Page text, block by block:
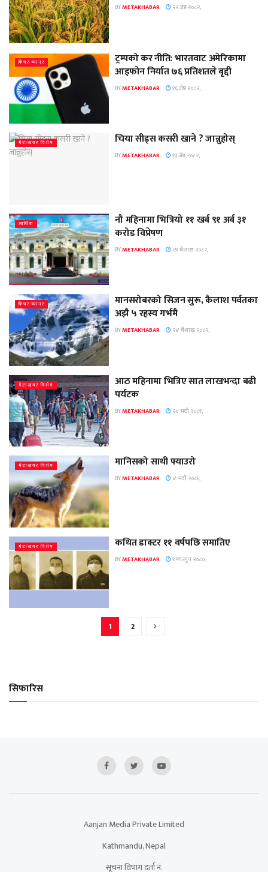
BYMETAKHABAR २२ जेष्ठ २०८२,
फिचर-ब्यानर
ट्रम्पको कर नीति: भारतवाट अमेरिकामा
आइफोन निर्यात ७६ प्रतिशतले बृद्दी
BYMETAKHABAR १६ जेष्ठ २०८२,
मेटाखबर विशेष चिया सीड्स कसरी खाने ? जान्नुहोस्
BYMETAKHABAR १३ जेष्ठ २०८२,
आर्थिक
नौ महिनामा भित्रियो ११ खर्ब ९१ अर्ब ३१
करोड विप्रेषण
BYMETAKHABAR २९ बैशाख २०८२,
फिचर-ब्यानर
मानसरोबरको सिजन सुरू, कैलाश पर्वतका
अझै ५ रहस्य गर्भमै
BYMETAKHABAR २४ बैशाख २०८२,
मेटाखबर विशेष
आठ महिनामा भित्रिए सात लाखभन्दा बढी
पर्यटक
BYMETAKHABAR २० भदौ २०८१,
मेटाखबर विशेष मानिसको साथी फ्याउरो
BYMETAKHABAR ४ भदौ २०८१,
मेटाखबर विशेष कथित डाक्टर ११ वर्षपछि समातिए
BYMETAKHABAR १ फाल्गुन २०८०,
1 2
सिफारिस
Aanjan Media Private Limited
Kathmandu, Nepal
सूचना विभाग दर्ता नं.